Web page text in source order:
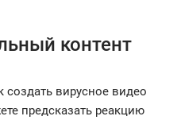
контент
создать вирусное видео
предсказать реакцию